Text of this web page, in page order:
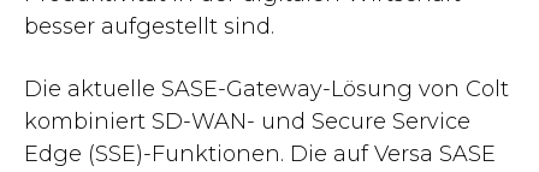
besser aufgestellt sind.
Die aktuelle SASE-Gateway-Lösung von Colt
kombiniert SD-WAN- und Secure Service
Edge (SSE)-Funktionen. Die auf Versa SASE